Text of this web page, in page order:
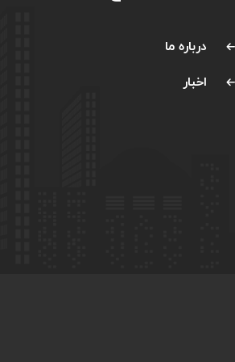
درباره ما
اخبار